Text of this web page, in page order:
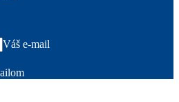
Váš e-mail